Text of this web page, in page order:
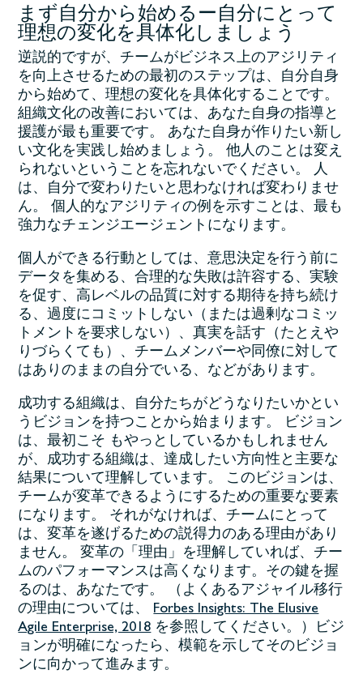
まず自分から始めるー自分にとって
理想の変化を具体化しましょう
逆説的ですが、チームがビジネス上のアジリティ
を向上させるための最初のステップは、自分自身
から始めて、理想の変化を具体化することです。
組織文化の改善においては、あなた自身の指導と
援護が最も重要です。 あなた自身が作りたい新し
い文化を実践し始めましょう。 他人のことは変え
られないということを忘れないでください。 人
は、自分で変わりたいと思わなければ変わりませ
ん。 個人的なアジリティの例を示すことは、最も
強力なチェンジエージェントになります。
個人ができる行動としては、意思決定を行う前に
データを集める、合理的な失敗は許容する、実験
を促す、高レベルの品質に対する期待を持ち続け
る、過度にコミットしない（または過剰なコミッ
トメントを要求しない）、真実を話す（たとえや
りづらくても）、チームメンバーや同僚に対して
はありのままの自分でいる、などがあります。
成功する組織は、自分たちがどうなりたいかとい
うビジョンを持つことから始まります。 ビジョン
は、最初こそ もやっとしているかもしれません
が、成功する組織は、達成したい方向性と主要な
結果について理解しています。 このビジョンは、
チームが変革できるようにするための重要な要素
になります。 それがなければ、チームにとって
は、変革を遂げるための説得力のある理由があり
ません。 変革の「理由」を理解していれば、チー
ムのパフォーマンスは高くなります。その鍵を握
るのは、あなたです。 （よくあるアジャイル移行
の理由については、Forbes Insights: The Elusive
Agile Enterprise, 2018を参照してください。）ビジ
ョンが明確になったら、模範を示してそのビジョ
ンに向かって進みます。